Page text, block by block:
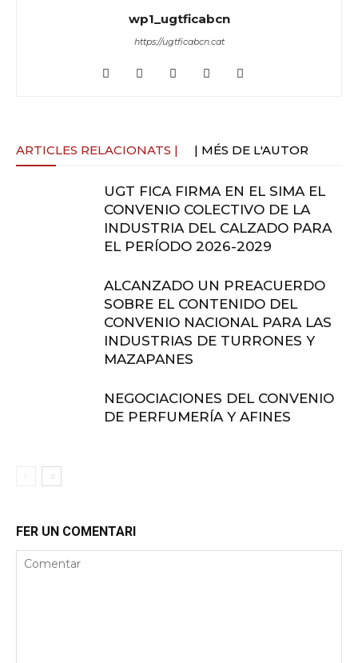
wp1_ugtficabcn
https://ugtficabcn.cat
ARTICLES RELACIONATS | | MÉS DE L'AUTOR
UGT FICA FIRMA EN EL SIMA EL
CONVENIO COLECTIVO DE LA
INDUSTRIA DEL CALZADO PARA
EL PERÍODO 2026-2029
ALCANZADO UN PREACUERDO
SOBRE EL CONTENIDO DEL
CONVENIO NACIONAL PARA LAS
INDUSTRIAS DE TURRONES Y
MAZAPANES
NEGOCIACIONES DEL CONVENIO
DE PERFUMERÍA Y AFINES
FER UN COMENTARI